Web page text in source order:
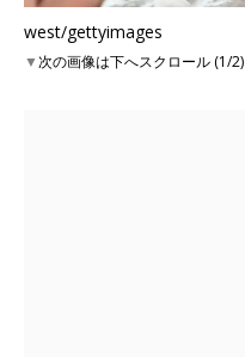
west/gettyimages
▼次の画像は下へスクロール (1/2)